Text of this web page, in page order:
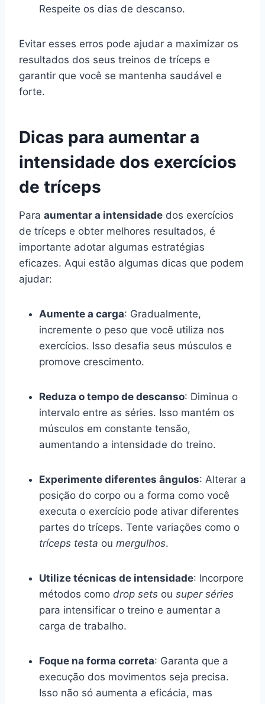
Respeite os dias de descanso.
Evitar esses erros pode ajudar a maximizar os
resultados dos seus treinos de tríceps e
garantir que você se mantenha saudável e
forte.
Dicas para aumentar a
intensidade dos exercícios
de tríceps
Para aumentar a intensidade dos exercícios
de tríceps e obter melhores resultados, é
importante adotar algumas estratégias
eficazes. Aqui estão algumas dicas que podem
ajudar:
Aumente a carga: Gradualmente,
incremente o peso que você utiliza nos
exercícios. Isso desafia seus músculos e
promove crescimento.
Reduza o tempo de descanso: Diminua o
intervalo entre as séries. Isso mantém os
músculos em constante tensão,
aumentando a intensidade do treino.
Experimente diferentes ângulos: Alterar a
posição do corpo ou a forma como você
executa o exercício pode ativar diferentes
partes do tríceps. Tente variações como o
tríceps testa ou mergulhos.
Utilize técnicas de intensidade: Incorpore
métodos como drop sets ou super séries
para intensificar o treino e aumentar a
carga de trabalho.
Foque na forma correta: Garanta que a
execução dos movimentos seja precisa.
Isso não só aumenta a eficácia, mas